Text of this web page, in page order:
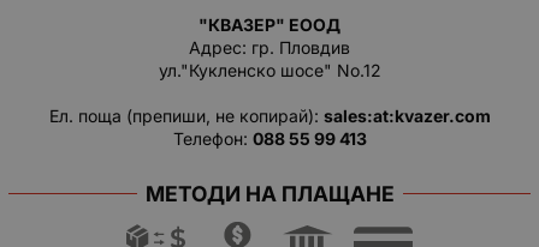
"КВАЗЕР" ЕООД
Адрес: гр. Пловдив
ул."Кукленско шосе" No.12
Ел. поща (препиши, не копирай): salеs:at:kvazer.cоm
Телефон: 088 55 99 413
МЕТОДИ НА ПЛАЩАНЕ